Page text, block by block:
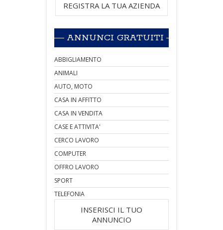
REGISTRA LA TUA AZIENDA
ANNUNCI GRATUITI
ABBIGLIAMENTO
ANIMALI
AUTO, MOTO
CASA IN AFFITTO
CASA IN VENDITA
CASE E ATTIVITA'
CERCO LAVORO
COMPUTER
OFFRO LAVORO
SPORT
TELEFONIA
INSERISCI IL TUO
ANNUNCIO